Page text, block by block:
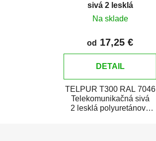
sivá 2 lesklá
polyuretánová
farba
Na sklade
od 17,25 €
DETAIL
TELPUR T300 RAL 7046
Telekomunikačná sivá
2 lesklá polyuretánová